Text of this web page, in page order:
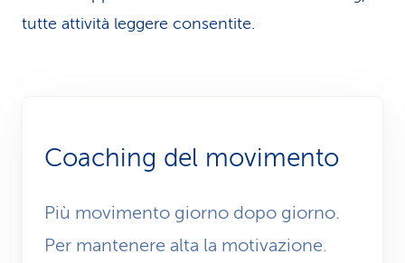
tutte attività leggere consentite.
Coaching del movimento
Più movimento giorno dopo giorno.
Per mantenere alta la motivazione.